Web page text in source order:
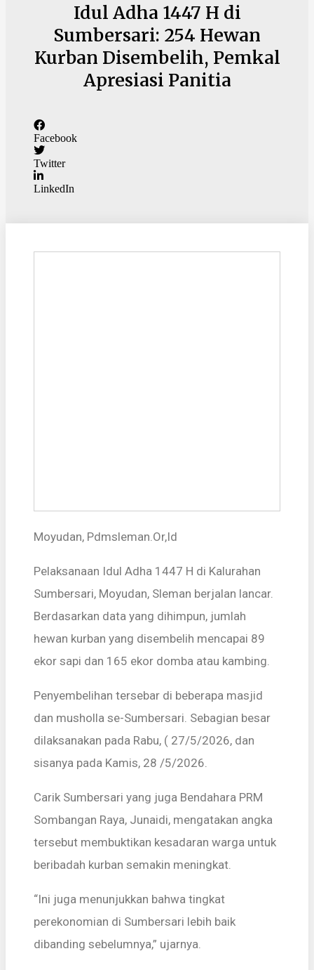
Idul Adha 1447 H di
Sumbersari: 254 Hewan
Kurban Disembelih, Pemkal
Apresiasi Panitia
Facebook
Twitter
LinkedIn
Moyudan, Pdmsleman.Or,Id
Pelaksanaan Idul Adha 1447 H di Kalurahan
Sumbersari, Moyudan, Sleman berjalan lancar.
Berdasarkan data yang dihimpun, jumlah
hewan kurban yang disembelih mencapai 89
ekor sapi dan 165 ekor domba atau kambing.
Penyembelihan tersebar di beberapa masjid
dan musholla se-Sumbersari. Sebagian besar
dilaksanakan pada Rabu, ( 27/5/2026, dan
sisanya pada Kamis, 28 /5/2026.
Carik Sumbersari yang juga Bendahara PRM
Sombangan Raya, Junaidi, mengatakan angka
tersebut membuktikan kesadaran warga untuk
beribadah kurban semakin meningkat.
“Ini juga menunjukkan bahwa tingkat
perekonomian di Sumbersari lebih baik
dibanding sebelumnya,” ujarnya.